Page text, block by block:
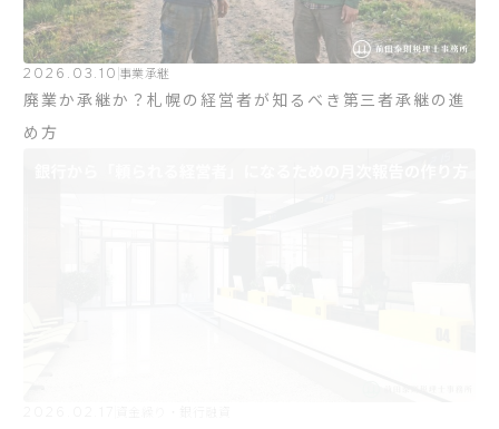
2026.03.10 事業承継
廃業か承継か？札幌の経営者が知るべき第三者承継の進
め方